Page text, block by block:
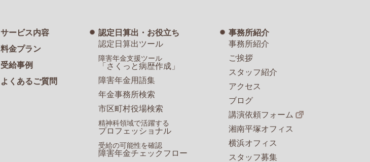
サービス内容
料金プラン
受給事例
よくあるご質問
認定日算出・お役立ち
認定日算出ツール
障害年金支援ツール
「さくっと病歴作成」
障害年金用語集
年金事務所検索
市区町村役場検索
精神科領域で活躍する
プロフェッショナル
受給の可能性を確認
障害年金チェックフロー
事務所紹介
事務所紹介
ご挨拶
スタッフ紹介
アクセス
ブログ
講演依頼フォーム
湘南平塚オフィス
横浜オフィス
スタッフ募集